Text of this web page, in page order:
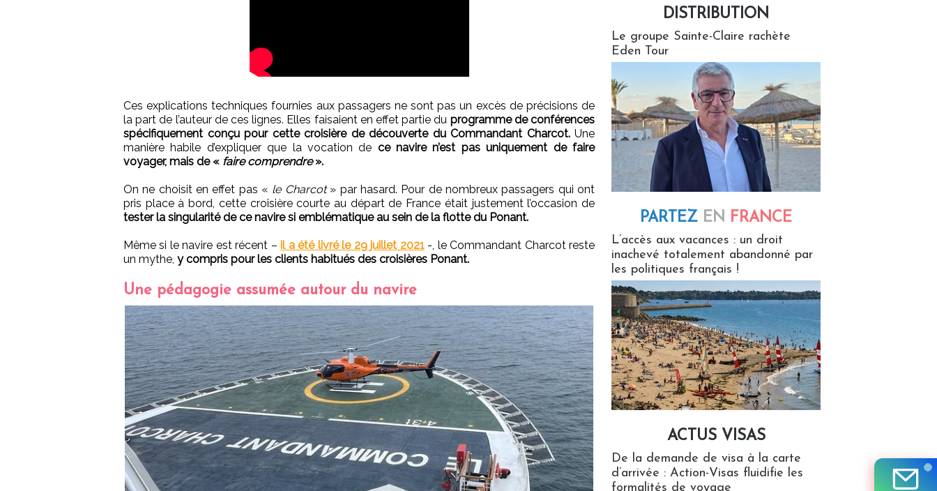
Ces explications techniques fournies aux passagers ne sont pas un excès de précisions de
la part de l’auteur de ces lignes. Elles faisaient en effet partie du programme de conférences
spécifiquement conçu pour cette croisière de découverte du Commandant Charcot.Une
manière habile d’expliquer que la vocation de ce navire n’est pas uniquement de faire
voyager, mais de « faire comprendre ».
On ne choisit en effet pas « le Charcot » par hasard. Pour de nombreux passagers qui ont
pris place à bord, cette croisière courte au départ de France était justement l’occasion de
tester la singularité de ce navire si emblématique au sein de la flotte du Ponant.
Même si le navire est récent – il a été livré le 29 juillet 2021-, le Commandant Charcot reste
un mythe, y compris pour les clients habitués des croisières Ponant.
Une pédagogie assumée autour du navire
DISTRIBUTION
Le groupe Sainte-Claire rachète
Eden Tour
PARTEZ EN FRANCE
L’accès aux vacances : un droit
inachevé totalement abandonné par
les politiques français !
ACTUS VISAS
De la demande de visa à la carte
d’arrivée : Action-Visas fluidifie les
formalités de voyage